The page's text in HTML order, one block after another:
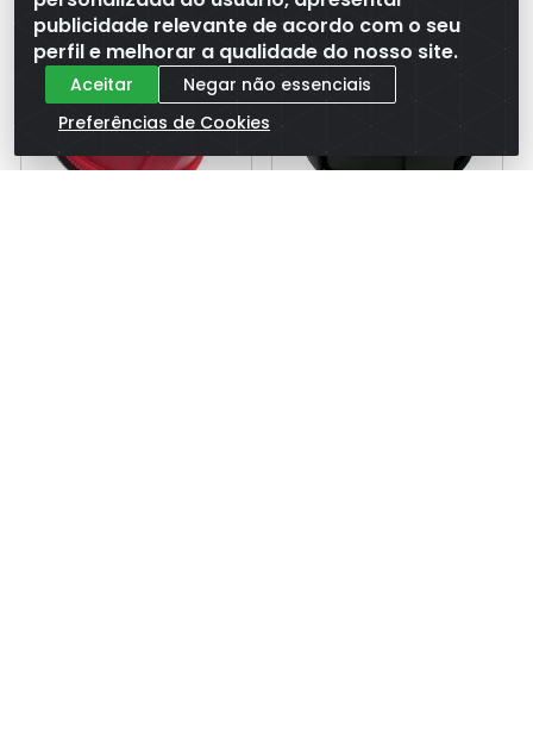
publicidade relevante de acordo com o seu
perfil e melhorar a qualidade do nosso site.
Aceitar
Negar não essenciais
Preferências de Cookies